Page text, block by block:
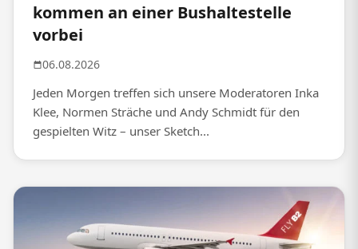
kommen an einer Bushaltestelle
vorbei
06.08.2026
Jeden Morgen treffen sich unsere Moderatoren Inka
Klee, Normen Sträche und Andy Schmidt für den
gespielten Witz – unser Sketch...